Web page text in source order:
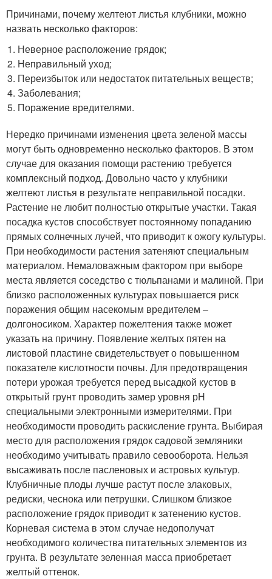
Причинами, почему желтеют листья клубники, можно
назвать несколько факторов:
Неверное расположение грядок;
Неправильный уход;
Переизбыток или недостаток питательных веществ;
Заболевания;
Поражение вредителями.
Нередко причинами изменения цвета зеленой массы
могут быть одновременно несколько факторов. В этом
случае для оказания помощи растению требуется
комплексный подход. Довольно часто у клубники
желтеют листья в результате неправильной посадки.
Растение не любит полностью открытые участки. Такая
посадка кустов способствует постоянному попаданию
прямых солнечных лучей, что приводит к ожогу культуры.
При необходимости растения затеняют специальным
материалом. Немаловажным фактором при выборе
места является соседство с тюльпанами и малиной. При
близко расположенных культурах повышается риск
поражения общим насекомым вредителем –
долгоносиком. Характер пожелтения также может
указать на причину. Появление желтых пятен на
листовой пластине свидетельствует о повышенном
показателе кислотности почвы. Для предотвращения
потери урожая требуется перед высадкой кустов в
открытый грунт проводить замер уровня рН
специальными электронными измерителями. При
необходимости проводить раскисление грунта. Выбирая
место для расположения грядок садовой земляники
необходимо учитывать правило севооборота. Нельзя
высаживать после пасленовых и астровых культур.
Клубничные плоды лучше растут после злаковых,
редиски, чеснока или петрушки. Слишком близкое
расположение грядок приводит к затенению кустов.
Корневая система в этом случае недополучат
необходимого количества питательных элементов из
грунта. В результате зеленная масса приобретает
желтый оттенок.